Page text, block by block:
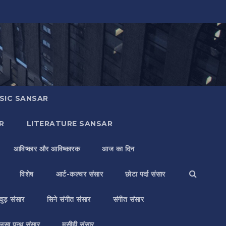
SANSAR
LITERATURE SANSAR
आविष्कार और आविष्कारक आज का दिन
विशेष आर्ट-कल्चर संसार छोटा पर्दा संसार
संसार सिने संगीत संसार संगीत संसार